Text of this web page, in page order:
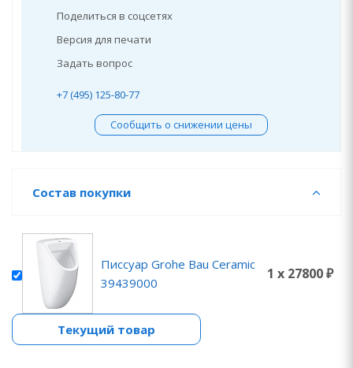
Поделиться в соцсетях
Версия для печати
Задать вопрос
+7 (495) 125-80-77
Сообщить о снижении цены
Состав покупки
Писсуар Grohe Bau Ceramic
39439000
1 x 27800 ₽
Текущий товар